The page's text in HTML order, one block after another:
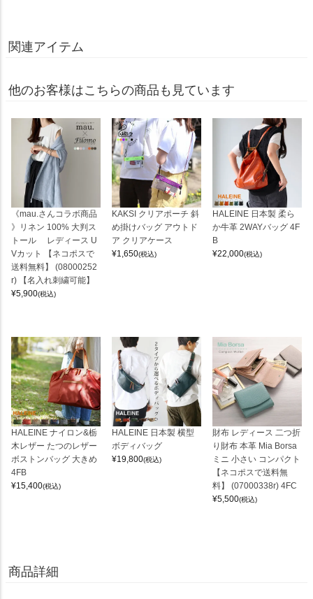
関連アイテム
他のお客様はこちらの商品も見ています
《mau.さんコラボ商品
》リネン 100% 大判ス
トール レディース U
Vカット 【ネコポスで
送料無料】 (08000252
r) 【名入れ刺繍可能】
¥5,900(税込)
KAKSI クリアポーチ 斜
め掛けバッグ アウトド
ア クリアケース
¥1,650(税込)
HALEINE 日本製 柔ら
か牛革 2WAYバッグ 4F
B
¥22,000(税込)
HALEINE ナイロン&栃
木レザー たつのレザー
ボストンバッグ 大きめ
4FB
¥15,400(税込)
HALEINE 日本製 横型
ボディバッグ
¥19,800(税込)
財布 レディース 二つ折
り財布 本革 Mia Borsa
ミニ 小さい コンパクト
【ネコポスで送料無
料】 (07000338r) 4FC
¥5,500(税込)
商品詳細